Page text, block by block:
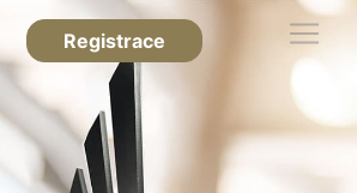
Registrace